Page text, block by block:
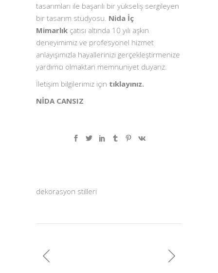
tasarımları ile başarılı bir yükseliş sergileyen
bir tasarım stüdyosu. Nida İç
Mimarlık çatısı altında 10 yılı aşkın
deneyimimiz ve profesyonel hizmet
anlayışımızla hayallerinizi gerçekleştirmenize
yardımcı olmaktan memnuniyet duyarız.
İletişim bilgilerimiz için tıklayınız.
NİDA CANSIZ
dekorasyon stilleri